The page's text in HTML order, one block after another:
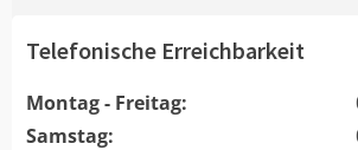
Telefonische Erreichbarkeit
Montag - Freitag:
Samstag: